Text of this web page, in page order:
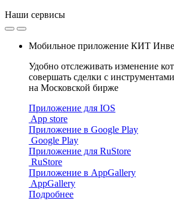
Наши сервисы
Мобильное приложение КИТ
Удобно отслеживать изменение
совершать сделки с
на Московской бирже
Приложение для IOS
App store
Приложение в Google Play
Google Play
Приложение для RuStore
RuStore
Приложение в AppGallery
AppGallery
Подробнее